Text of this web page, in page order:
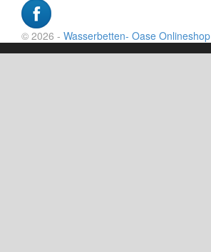
© 2026 - Wasserbetten- Oase Onlineshop